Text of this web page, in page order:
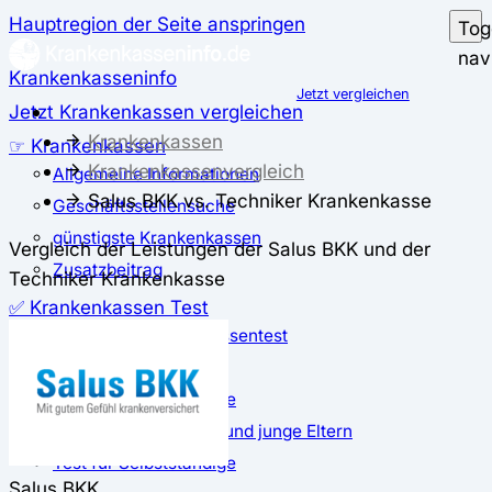
Hauptregion der Seite anspringen
Krankenkasseninfo
Jetzt Krankenkassen vergleichen
☞ Krankenkassen
Allgemeine Informationen
Geschäftsstellensuche
günstigste Krankenkassen
Zusatzbeitrag
✅ Krankenkassen Test
Der große Krankenkassentest
Test für Studierende
Test für Auszubildende
Test für Schwangere und junge Eltern
Test für Selbstständige
Jetzt vergleichen
Krankenkassen
Krankenkassenvergleich
Salus BKK vs. Techniker Krankenkasse
Vergleich der Leistungen der Salus BKK und der
Techniker Krankenkasse